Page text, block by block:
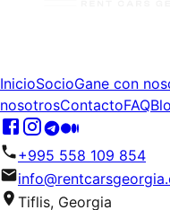
InicioSocioGane con
nosotrosContactoFAQ
+995 558 109 854
Tiflis, Georgia